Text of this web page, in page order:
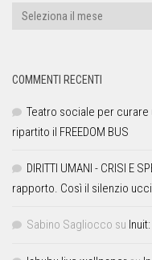
COMMENTI RECENTI
Teatro sociale per curare
ripartito il FREEDOM BUS
DIRITTI UMANI - CRISI E
rapporto. Così il silenzio
Sabino Sagliocco su